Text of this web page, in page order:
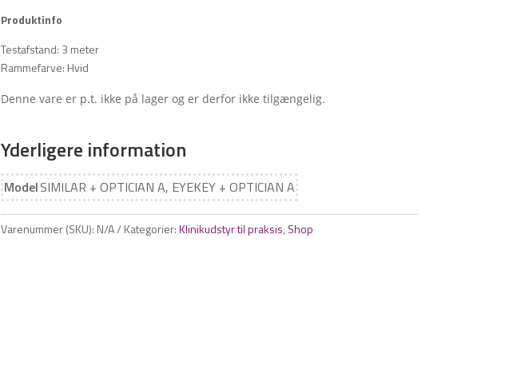
Produktinfo
Testafstand: 3 meter
Rammefarve: Hvid
Denne vare er p.t. ikke på lager og er derfor ikke tilgængelig.
Yderligere information
ModelSIMILAR + OPTICIAN A, EYEKEY + OPTICIAN A
Varenummer (SKU): N/A Kategorier:Klinikudstyr til praksis, Shop